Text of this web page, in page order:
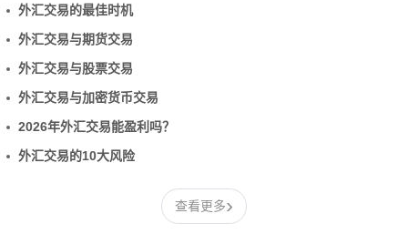
外汇交易的最佳时机
外汇交易与期货交易
外汇交易与股票交易
外汇交易与加密货币交易
2026年外汇交易能盈利吗？
外汇交易的10大风险
查看更多›